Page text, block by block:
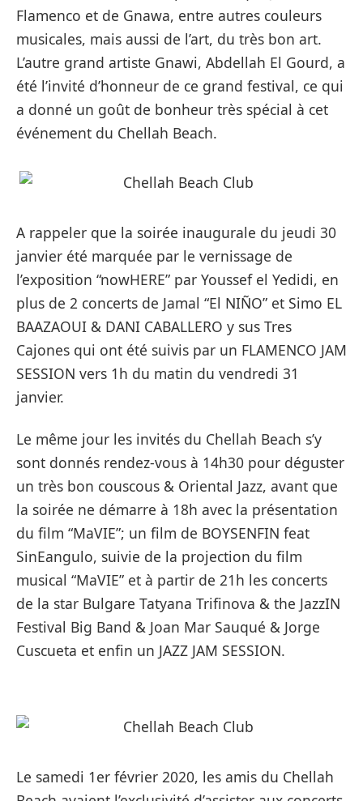
Flamenco et de Gnawa, entre autres couleurs
musicales, mais aussi de l’art, du très bon art.
L’autre grand artiste Gnawi, Abdellah El Gourd, a
été l’invité d’honneur de ce grand festival, ce qui
a donné un goût de bonheur très spécial à cet
événement du Chellah Beach.
A rappeler que la soirée inaugurale du jeudi 30
janvier été marquée par le vernissage de
l’exposition “nowHERE” par Youssef el Yedidi, en
plus de 2 concerts de Jamal “El NIÑO” et Simo EL
BAAZAOUI & DANI CABALLERO y sus Tres
Cajones qui ont été suivis par un FLAMENCO JAM
SESSION vers 1h du matin du vendredi 31
janvier.
Le même jour les invités du Chellah Beach s’y
sont donnés rendez-vous à 14h30 pour déguster
un très bon couscous & Oriental Jazz, avant que
la soirée ne démarre à 18h avec la présentation
du film “MaVIE”; un film de BOYSENFIN feat
SinEangulo, suivie de la projection du film
musical “MaVIE” et à partir de 21h les concerts
de la star Bulgare Tatyana Trifinova & the JazzIN
Festival Big Band & Joan Mar Sauqué & Jorge
Cuscueta et enfin un JAZZ JAM SESSION.
Le samedi 1er février 2020, les amis du Chellah